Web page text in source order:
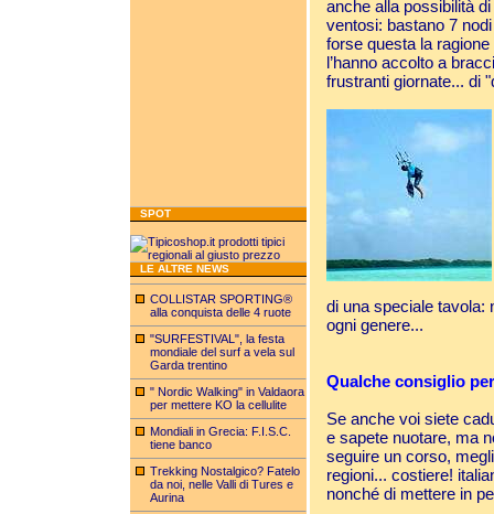
SPOT
LE ALTRE NEWS
COLLISTAR SPORTING®
alla conquista delle 4 ruote
"SURFESTIVAL", la festa
mondiale del surf a vela sul
Garda trentino
" Nordic Walking" in Valdaora
per mettere KO la cellulite
Mondiali in Grecia: F.I.S.C.
tiene banco
Trekking Nostalgico? Fatelo
da noi, nelle Valli di Tures e
Aurina
anche alla possibilità
ventosi: bastano 7
forse questa la
l’hanno accolto a
frustranti giornate... di
di una speciale tavola:
ogni genere...
Qualche consiglio
Se anche voi siete
e sapete nuotare, ma
seguire un corso,
regioni... costiere!
nonché di mettere in